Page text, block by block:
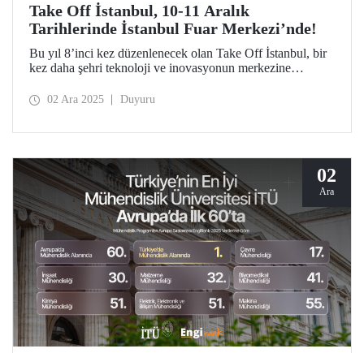
Take Off İstanbul, 10-11 Aralık
Tarihlerinde İstanbul Fuar Merkezi’nde!
Bu yıl 8’inci kez düzenlenecek olan Take Off İstanbul, bir
kez daha şehri teknoloji ve inovasyonun merkezine
için ziyaretçi kaydınızı https://takeoffistanbul.com/tr/ adresi
02 Ara 2025 Duyuru
02
Ara